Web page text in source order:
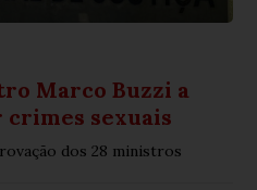
Marco Buzzi a
crimes sexuais
dos 28 ministros